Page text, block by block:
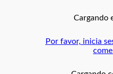
Cargando
Por favor, inicia